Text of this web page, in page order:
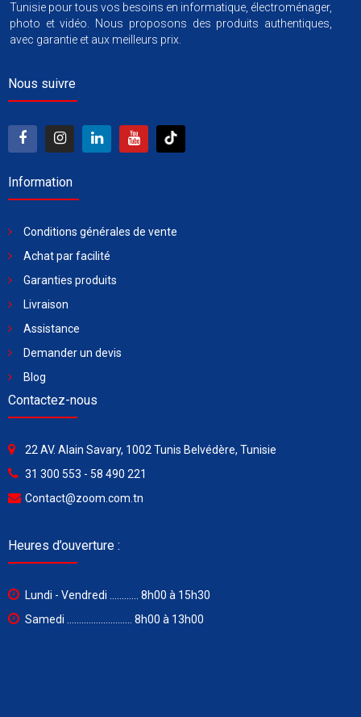
Tunisie pour tous vos besoins en informatique, électroménager,
photo et vidéo. Nous proposons des produits authentiques,
avec garantie et aux meilleurs prix.
Nous suivre
Information
Conditions générales de vente
Achat par facilité
Garanties produits
Livraison
Assistance
Demander un devis
Blog
Contactez-nous
22 AV. Alain Savary, 1002 Tunis Belvédère, Tunisie
31 300 553 - 58 490 221
Contact@zoom.com.tn
Heures d’ouverture :
Lundi - Vendredi ............ 8h00 à 15h30
Samedi ........................... 8h00 à 13h00